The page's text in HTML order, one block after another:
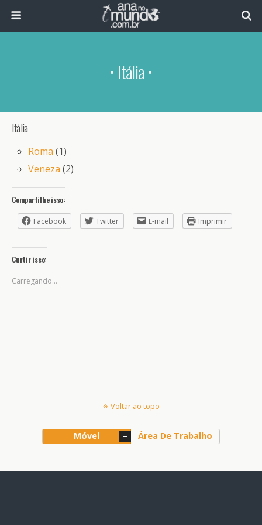
• Itália •
Itália
Roma (1)
Veneza (2)
Compartilhe isso:
Facebook Twitter E-mail Imprimir
Curtir isso:
Carregando...
Voltar ao topo
Móvel Área De Trabalho